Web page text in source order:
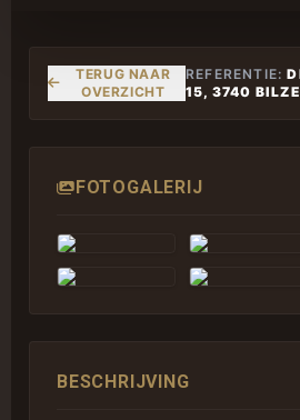
TERUG NAAR
OVERZICHT
REFERENTIE:
15, 3740
FOTOGALERIJ
BESCHRIJVING